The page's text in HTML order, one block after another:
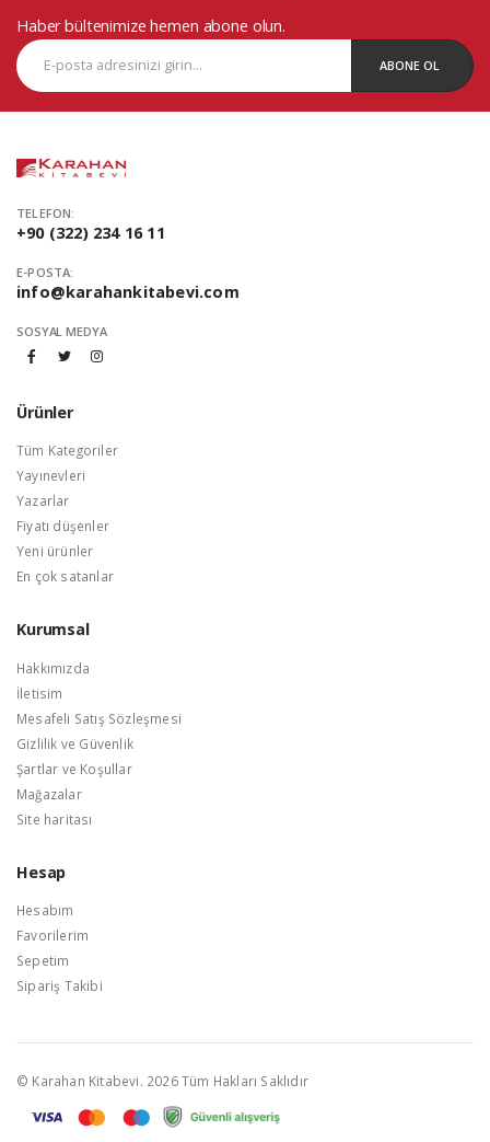
Haber bültenimize hemen abone olun.
ABONE OL
TELEFON:
+90 (322) 234 16 11
E-POSTA:
info@karahankitabevi.com
SOSYAL MEDYA
Ürünler
Tüm Kategoriler
Yayınevleri
Yazarlar
Fiyatı düşenler
Yeni ürünler
En çok satanlar
Kurumsal
Hakkımızda
İletisim
Mesafeli Satış Sözleşmesi
Gizlilik ve Güvenlik
Şartlar ve Koşullar
Mağazalar
Site haritası
Hesap
Hesabım
Favorilerim
Sepetim
Sipariş Takibi
© Karahan Kitabevi. 2026 Tüm Hakları Saklıdır